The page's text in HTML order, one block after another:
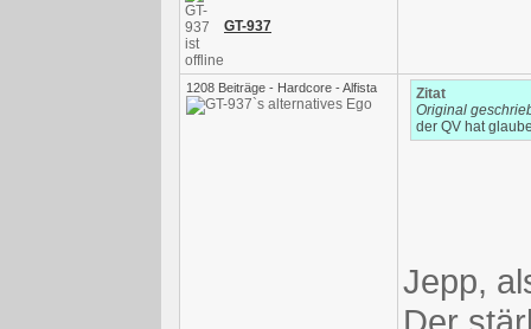
GT-937
1208 Beiträge - Hardcore - Alfista
Zitat
Original
der QV hat
Jepp,